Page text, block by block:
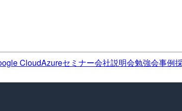
CloudAzureセミナー会社説明会勉強会事例